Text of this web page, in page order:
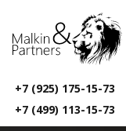
+7 (925) 175-15-73
+7 (499) 113-15-73